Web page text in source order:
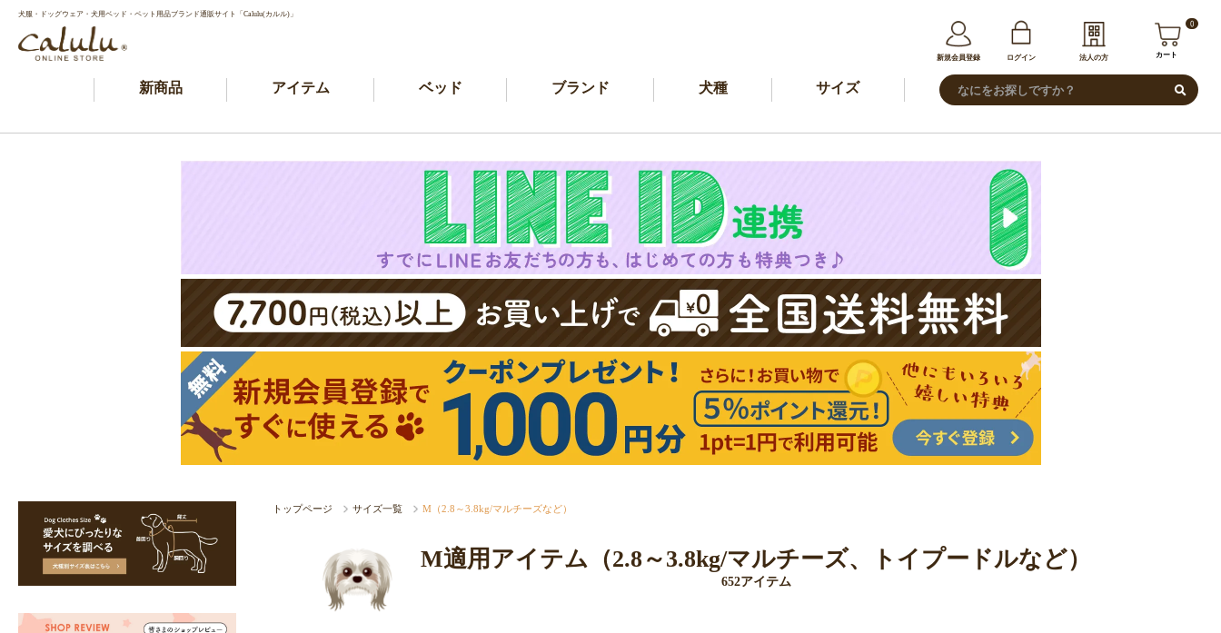
犬服・ドッグウェア・犬用ベッド・ペット用品ブランド通販サイト「Calulu(カルル)」
新規会員登録 ログイン 法人の方
0
カート
新商品 アイテム ベッド ブランド 犬種 サイズ
トップページ サイズ一覧 M（2.8～3.8kg/マルチーズなど）
M適用アイテム（2.8～3.8kg/マルチーズ、トイプードルなど）
652アイテム